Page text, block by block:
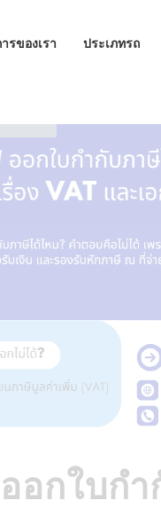
รของเรา ประเภทรถ
อกใบก